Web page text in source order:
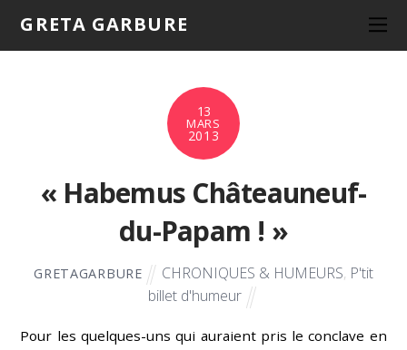
GRETA GARBURE
13
MARS
2013
« Habemus Châteauneuf-
du-Papam ! »
GRETAGARBURE CHRONIQUES & HUMEURS, P'tit
billet d'humeur
Pour les quelques-uns qui auraient pris le conclave en